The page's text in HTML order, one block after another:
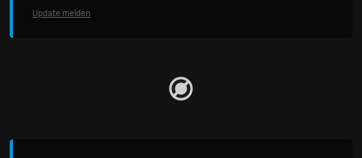
Update melden